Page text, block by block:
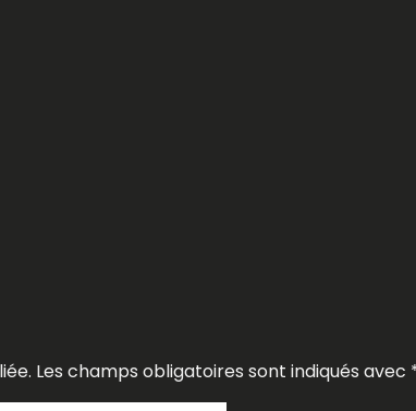
Les champs obligatoires sont indiqués avec